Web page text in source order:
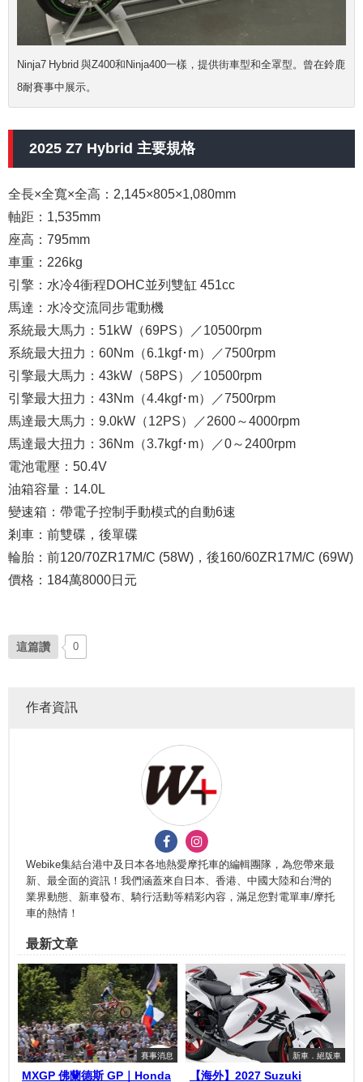
Ninja7 Hybrid 與Z400和Ninja400一樣，提供街車型和全罩型。曾在鈴鹿
8耐賽事中展示。
2025 Z7 Hybrid 主要規格
全長×全寬×全高：2,145×805×1,080mm
軸距：1,535mm
座高：795mm
車重：226kg
引擎：水冷4衝程DOHC並列雙缸 451cc
馬達：水冷交流同步電動機
系統最大馬力：51kW（69PS）／10500rpm
系統最大扭力：60Nm（6.1kgf･m）／7500rpm
引擎最大馬力：43kW（58PS）／10500rpm
引擎最大扭力：43Nm（4.4kgf･m）／7500rpm
馬達最大馬力：9.0kW（12PS）／2600～4000rpm
馬達最大扭力：36Nm（3.7kgf･m）／0～2400rpm
電池電壓：50.4V
油箱容量：14.0L
變速箱：帶電子控制手動模式的自動6速
剎車：前雙碟，後單碟
輪胎：前120/70ZR17M/C (58W)，後160/60ZR17M/C (69W)
價格：184萬8000日元
這篇讚 0
作者資訊
Webike集結台港中及日本各地熱愛摩托車的編輯團隊，為您帶來最
新、最全面的資訊！我們涵蓋來自日本、香港、中國大陸和台灣的
業界動態、新車發布、騎行活動等精彩內容，滿足您對電單車/摩托
車的熱情！
最新文章
賽事消息
MXGP 佛蘭德斯 GP｜Honda
新車．絕版車
【海外】2027 Suzuki